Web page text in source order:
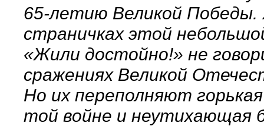
65-летию Великой Победы.
страничках этой
«Жили достойно!» не
сражениях Великой
Но их переполняют
той войне и неутихающая